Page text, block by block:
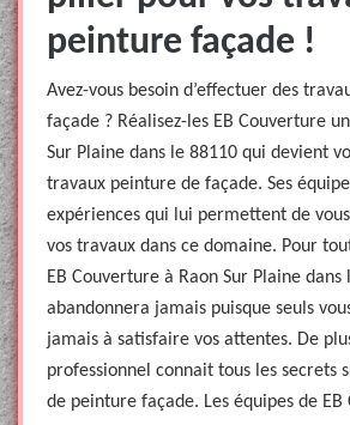
peinture façade !
Avez-vous besoin d’effectuer des
façade ? Réalisez-les EB Couverture
Sur Plaine dans le 88110 qui devient
travaux peinture de façade. Ses
expériences qui lui permettent de
vos travaux dans ce domaine. Pour
EB Couverture à Raon Sur Plaine dans
abandonnera jamais puisque seuls
jamais à satisfaire vos attentes. De
professionnel connait tous les secrets
de peinture façade. Les équipes de EB